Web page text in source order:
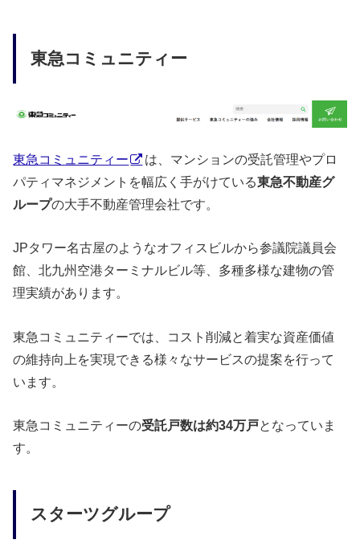
東急コミュニティー
東急コミュニティー
は、マンションの受託管理やプロ
パティマネジメントを幅広く手がけている東急不動産グ
ループの大手不動産管理会社です。
JPタワー名古屋のようなオフィスビルから参議院議員会
館、北九州空港ターミナルビル等、多種多様な建物の管
理実績があります。
東急コミュニティーでは、コスト削減と着実な資産価値
の維持向上を実現できる様々なサービスの提案を行って
います。
東急コミュニティーの受託戸数は約34万戸となっていま
す。
スターツグループ